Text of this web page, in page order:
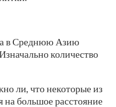
в Среднюю Азию
количество
ли, что некоторые из
большое расстояние